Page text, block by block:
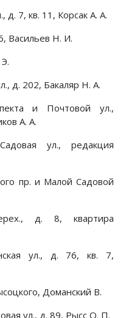
д. 7, кв. 11, Корсак А. А.
Васильев Н. И.
д. 202, Бакаляр Н. А.
и Почтовой ул.,
А. А.
ул., редакция
пр. и Малой Садовой
д. 8, квартира
ул., д. 76, кв. 7,
Доманский В.
ул., д. 89, Рысс О. П.